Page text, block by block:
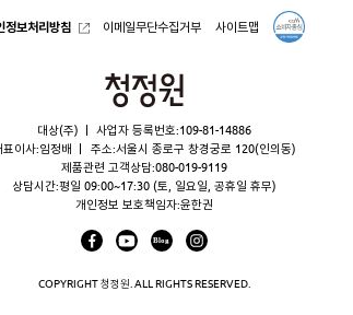
정보처리방침 이메일무단수집거부 사이트맵
청
원
대상(주)
사업자 등록번호:109-81-14886
표이사:임정배
주소:서울시 종로구 창경궁로 120(인의동)
제품관련 고객상담:080-019-9119
상담시간:평일 09:00~17:30 (토, 일요일, 공휴일 휴무)
개인정보 보호책임자:윤한권
COPYRIGHT 청정원. ALL RIGHTS RESERVED.